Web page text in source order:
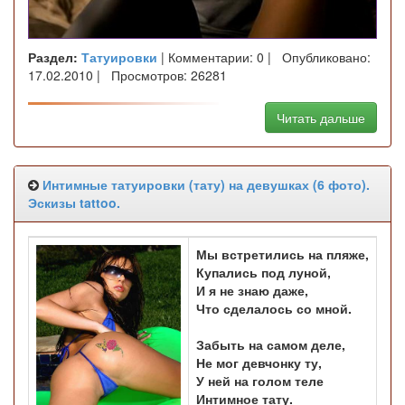
Раздел: Татуировки | Комментарии: 0 | Опубликовано:
17.02.2010 | Просмотров: 26281
Читать дальше
Интимные татуировки (тату) на девушках (6 фото).
Эскизы tattoo.
Мы встретились на пляже,
Купались под луной,
И я не знаю даже,
Что сделалось со мной.
Забыть на самом деле,
Не мог девчонку ту,
У ней на голом теле
Интимное тату.